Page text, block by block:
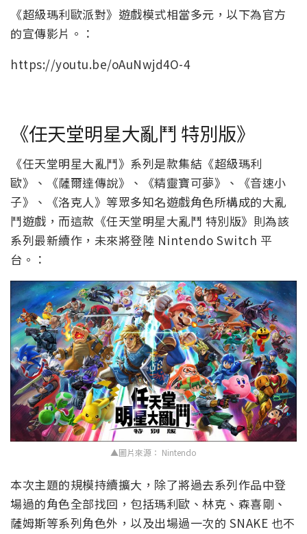
《超級瑪利歐派對》遊戲模式相當多元，以下為官方
的宣傳影片。：
https://youtu.be/oAuNwjd4O-4
《任天堂明星大亂鬥 特別版》
《任天堂明星大亂鬥》系列是款集結《超級瑪利
歐》、《薩爾達傳說》、《精靈寶可夢》、《音速小
子》、《洛克人》等眾多知名遊戲角色所構成的大亂
鬥遊戲，而這款《任天堂明星大亂鬥 特別版》則為該
系列最新續作，未來將登陸 Nintendo Switch 平
台。：
▲圖片來源： Nintendo
本次主題的規模持續擴大，除了將過去系列作品中登
場過的角色全部找回，包括瑪利歐、林克、森喜剛、
薩姆斯等系列角色外，以及出場過一次的 SNAKE 也不